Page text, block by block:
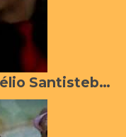
Perto de você - Perla e Hélio Santisteban